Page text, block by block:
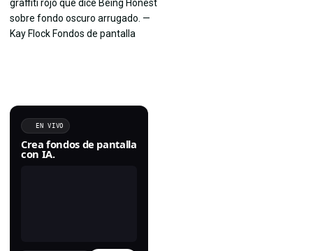
EN VIVO
Crea fondos de pantalla
con IA.